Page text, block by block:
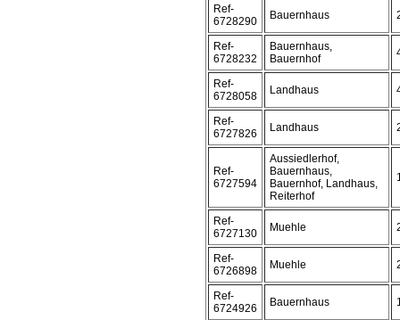
Ref-
6728290
Bauernhaus
Ref-
6728232
Bauernhaus,
Bauernhof
Ref-
6728058
Landhaus
Ref-
6727826
Landhaus
Ref-
6727594
Aussiedlerhof,
Bauernhaus,
Bauernhof, Landhaus,
Reiterhof
Ref-
6727130
Muehle
Ref-
6726898
Muehle
Ref-
6724926
Bauernhaus